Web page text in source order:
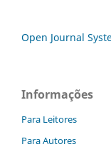
Open Journal
Informações
Para Leitores
Para Autores